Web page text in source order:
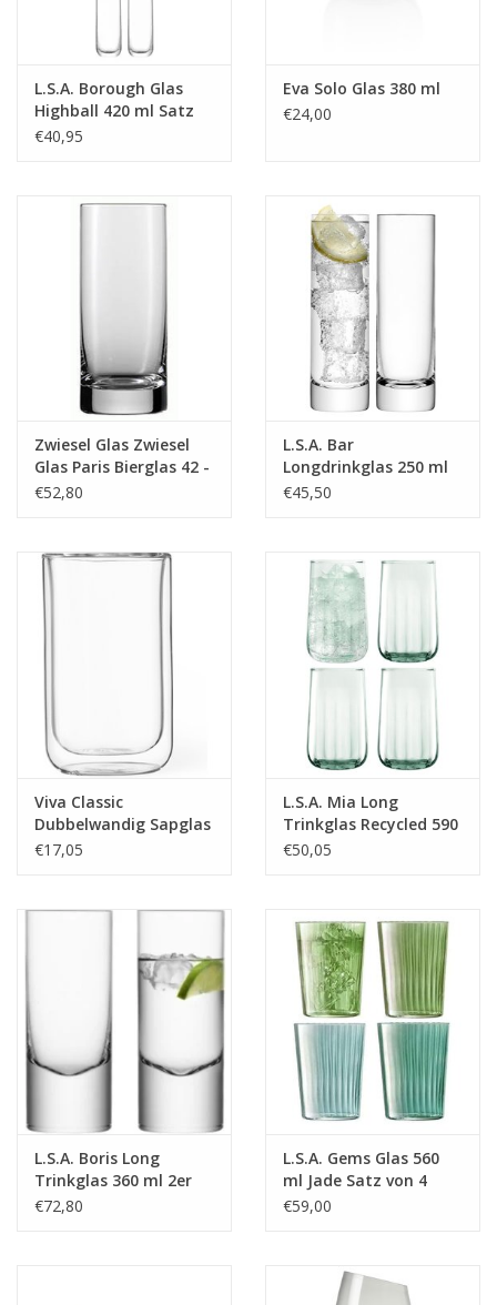
L.S.A. Borough Glas
Highball 420 ml Satz
von 4 Stücken
€40,95
Eva Solo Glas 380 ml
€24,00
Zwiesel Glas Zwiesel
Glas Paris Bierglas 42 -
0.311 Ltr - 6 stuks
€52,80
L.S.A. Bar
Longdrinkglas 250 ml
Set van 2 Stuks
€45,50
Viva Classic
Dubbelwandig Sapglas
€17,05
L.S.A. Mia Long
Trinkglas Recycled 590
ml 4er Set
€50,05
L.S.A. Boris Long
Trinkglas 360 ml 2er
Set
€72,80
L.S.A. Gems Glas 560
ml Jade Satz von 4
Stücken
€59,00